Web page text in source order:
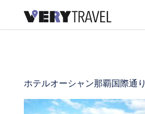
ホテルオーシャン那覇国際通り